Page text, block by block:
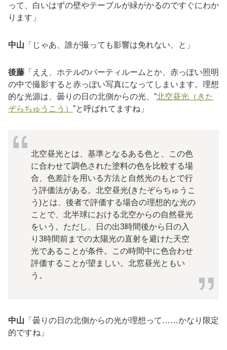
って、白いはずの壁やテーブルが緑がかるのですぐにわか
ります」
中山 「じゃあ、誰が撮っても影響は免れない、と」
後藤 「ええ、ホテルのパーティルームとか、赤っぽい照明
の中で撮影すると赤っぽい写真になってしまいます。理想
的な光源は、曇りの日の北側からの光、”北空昼光（きた
ぞらちゅうこう） ”と呼ばれてますね」
北空昼光とは、基準となるある色と、この色
に合わせて調色された塗料の色を比較する場
合、色差計を用いる方法と自然光のもとで行
う評価法がある。北空昼光(きたぞらちゅうこ
う)とは、後者で評価する場合の理想的な光の
ことで、北半球における北空からの自然昼光
をいう。ただし、日の出3時間後から日の入
り3時間前までの太陽光の直射を避けた天空
光であることが条件。この時間中に色合わせ
評価することが望ましい。北窓昼光ともい
う。
中山 「曇りの日の北側からの光が理想って……かなり限定
的ですね」